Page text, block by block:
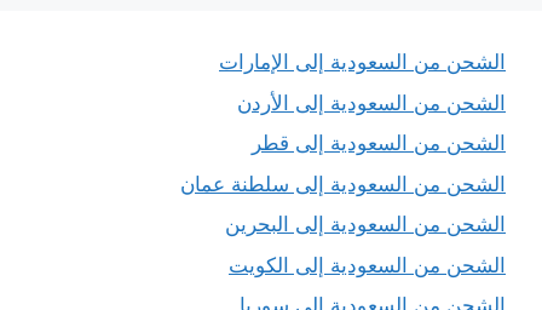
الشحن من السعودية إلى الإمارات
الشحن من السعودية إلى الأردن
الشحن من السعودية إلى قطر
الشحن من السعودية إلى سلطنة عمان
الشحن من السعودية إلى البحرين
الشحن من السعودية إلى الكويت